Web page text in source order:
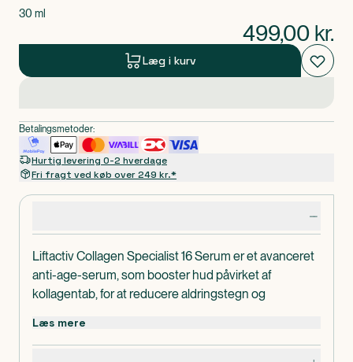
Liftactiv Collagen Specialist 16 Serum er et avanceret
anti-age-serum, som booster hud påvirket af
kollagentab, for at reducere aldringstegn og
hudtyper, dermatologisk testet og hypoallergen.
Effektivitet:Serummet forbedrer hudens fasthed,
Læs mere
30 ml
499,00 kr.
Læg i kurv
Betalingsmetoder:
Hurtig levering 0-2 hverdage
Fri fragt ved køb over 249 kr.*